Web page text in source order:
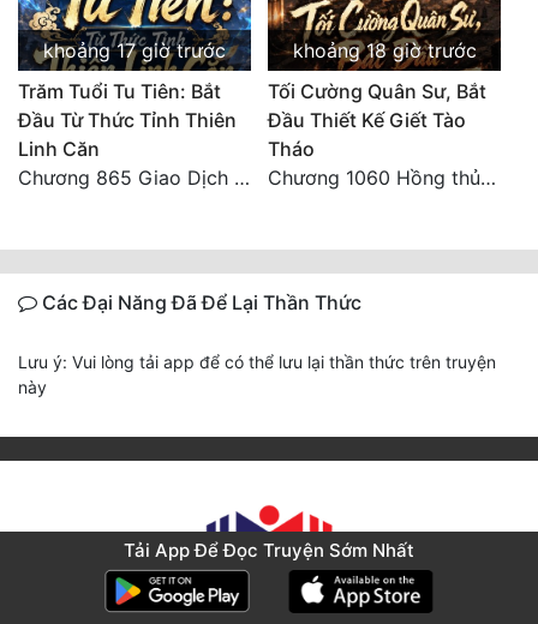
khoảng 17 giờ trước
Trăm Tuổi Tu Tiên: Bắt
Đầu Từ Thức Tỉnh Thiên
Linh Căn
Chương 865 Giao Dịch Chí Cao Tiên Thuật!
khoảng 18 giờ trước
Tối Cường Quân Sư, Bắt
Đầu Thiết Kế Giết Tào
Tháo
Chương 1060 Hồng thủy ngập trời, thời khắc tuyệt vọng (2/2)
Các Đại Năng Đã Để Lại Thần Thức
Lưu ý: Vui lòng tải app để có thể lưu lại thần thức trên truyện
này
Tải App Để Đọc Truyện Sớm Nhất